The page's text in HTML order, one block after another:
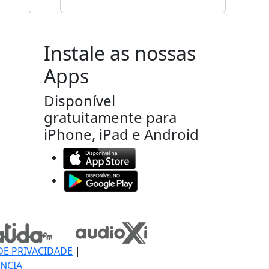
Instale as nossas
Apps
Disponível
gratuitamente para
iPhone, iPad e Android
PRIVACIDADE |